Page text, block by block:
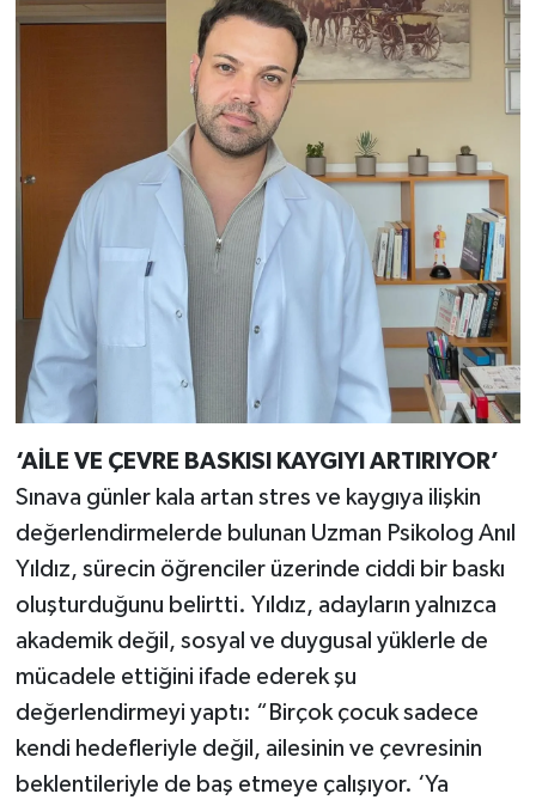
‘AİLE VE ÇEVRE BASKISI KAYGIYI ARTIRIYOR’
Sınava günler kala artan stres ve kaygıya ilişkin
değerlendirmelerde bulunan Uzman Psikolog Anıl
Yıldız, sürecin öğrenciler üzerinde ciddi bir baskı
oluşturduğunu belirtti. Yıldız, adayların yalnızca
akademik değil, sosyal ve duygusal yüklerle de
mücadele ettiğini ifade ederek şu
değerlendirmeyi yaptı: “Birçok çocuk sadece
kendi hedefleriyle değil, ailesinin ve çevresinin
beklentileriyle de baş etmeye çalışıyor. ‘Ya